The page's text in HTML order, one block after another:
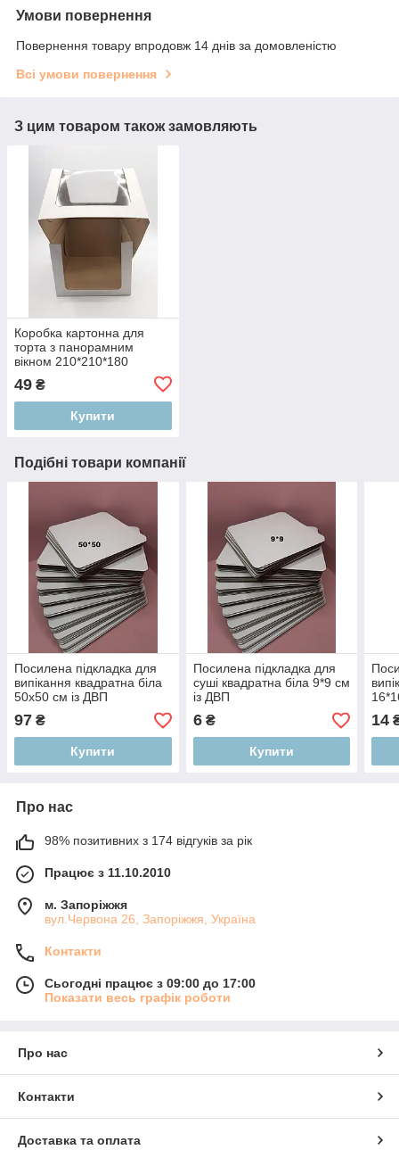
Умови повернення
Повернення товару впродовж 14 днів за домовленістю
Всі умови повернення
З цим товаром також замовляють
Коробка картонна для
торта з панорамним
вікном 210*210*180
49 ₴
Купити
Подібні товари компанії
Посилена підкладка для
випікання квадратна біла
50х50 см із ДВП
97 ₴
Купити
Посилена підкладка для
суші квадратна біла 9*9 см
із ДВП
6₴
Купити
14
Про нас
98% позитивних з 174 відгуків за рік
Працює з 11.10.2010
м. Запоріжжя
вул.Червона 26, Запоріжжя, Україна
Контакти
Сьогодні працює з 09:00 до 17:00
Показати весь графік роботи
Про нас
Контакти
Доставка та оплата